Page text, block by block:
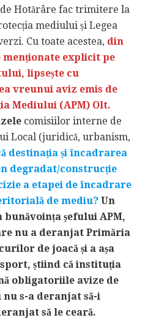
Hotărâre fac trimitere la
mediului și Legea
Cu toate acestea, din
explicit pe
lipsește cu
vreunui aviz emis de
Mediului (APM) Olt.
comisiilor interne de
Local (juridică, urbanism,
destinația și încadrarea
degradat/construcție
a etapei de încadrare
de mediu? Un
șefului APM,
nu a deranjat Primăria
de joacă și a așa
știind că instituția
obligatoriile avize de
nu s-a deranjat să-i
să le ceară.